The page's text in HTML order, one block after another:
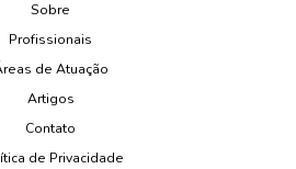
Sobre
Profissionais
de Atuação
Artigos
Contato
de Privacidade